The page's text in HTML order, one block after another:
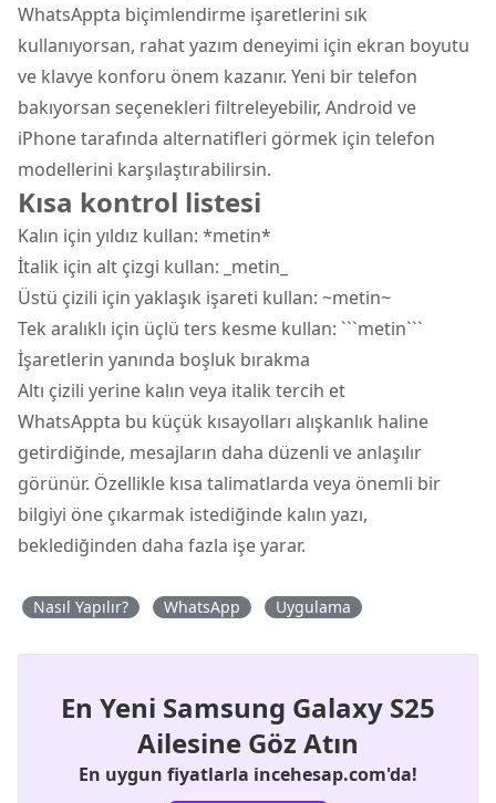
WhatsAppta biçimlendirme işaretlerini sık
kullanıyorsan, rahat yazım deneyimi için ekran boyutu
ve klavye konforu önem kazanır. Yeni birtelefon
bakıyorsan seçenekleri filtreleyebilir, Android ve
iPhone tarafında alternatifleri görmek için telefon
modellerini karşılaştırabilirsin.
Kısa kontrol listesi
Kalın için yıldız kullan: *metin*
İtalik için alt çizgi kullan: _metin_
Üstü çizili için yaklaşık işareti kullan: ~metin~
Tek aralıklı için üçlü ters kesme kullan: ```metin```
İşaretlerin yanında boşluk bırakma
Altı çizili yerine kalın veya italik tercih et
WhatsAppta bu küçük kısayolları alışkanlık haline
getirdiğinde, mesajların daha düzenli ve anlaşılır
görünür. Özellikle kısa talimatlarda veya önemli bir
bilgiyi öne çıkarmak istediğinde kalın yazı,
beklediğinden daha fazla işe yarar.
Nasıl Yapılır? WhatsApp Uygulama
En Yeni Samsung Galaxy S25
Ailesine Göz Atın
En uygun fiyatlarla incehesap.com'da!